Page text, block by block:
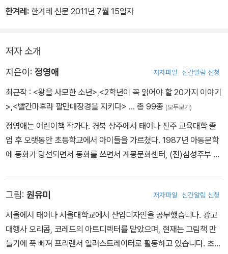
“그건 나쁜 약속이잖아요.”
한 번씩 안아 주고 서재로 들어갔어요.
“우리 장난감 나누자.”
누나가 말했어요.
누나와 나도 헤어져 살아야 하니까 당연히 장난감도 나누어야지요.
우리는 장난감을 나누기 시작했어요. 나는 레고 블록과 총, 딱지 등 내
가 좋아하는 장난감을 내 가방 안에 넣었어요. 누나는 인형과 인형 옷,
부엌놀이 세트를 누나 가방 안에 넣었어요. 누나 장난감이 내 장난감
으니까 더 많이 가져가야 된다는 생각이 들었어요.
(중략)
“전화해. 그러면 내가 찾아갈게.”
나는 누나와 떨어져 살면서 전화하는 모습을 생각했어요. 전화를 할
때마다 ‘보고 싶어, 누나!’ 하고 말하겠지요. 그런 생각을 하니까 눈물
한겨레: 한겨레 신문 2011년 7월 15일자
저자 소개
지은이: 정영애 저자파일 신간알림 신청
최근작 : <왕을 사모한 소년> <2학년이 꼭 읽어야 할 20가지 이야기
> <빨간마후라 팔만대장경을 지키다> … 총 99종 (모두보기)
정영애는 어린이책 작가다. 경북 상주에서 태어나 진주 교육대학 졸
업 후 오랫동안 초등학교에서 아이들을 가르쳤다. 1987년 아동문학
에 동화가 당선되면서 동화를 쓰면서 계몽문화센터, (전)삼성주부 대
『내 짝궁은 외계인』, 『하늘로 가는 우체통』, 『갈림길』, 『원효』, 『사춘
기』, 『날아라 훈민정음』 등 다수의 책을 펴냈다. 한국아동문예작가상,
한국아동문학상, 가톨릭아동문학상, PEN문학상을 받았다.
그림: 원유미 저자파일 신간알림 신청
서울에서 태어나 서울대학교에서 산업디자인을 공부했습니다. 광고
대행사 오리콤, 코레드의 아트디렉터를 맡았으며, 현재는 그림책 만
들기에 푹 빠져 프리랜서 일러스트레이터로 활동하고 있습니다. 초등